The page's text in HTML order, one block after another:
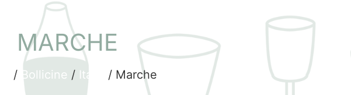
MARCHE
/ Bollicine / Italia / Marche